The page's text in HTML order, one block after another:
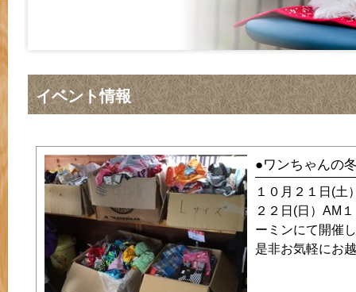
イベント情報
●ワンちゃんの
１０月２１日(
２２日(日）AM
ーミンにて開催
是非お気軽にお